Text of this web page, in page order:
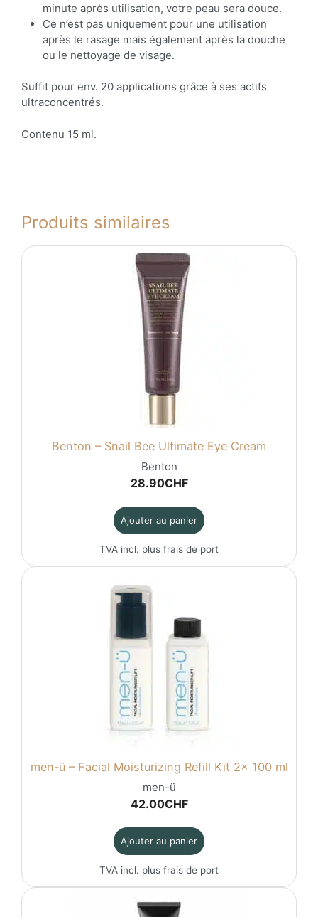
minute après utilisation, votre peau sera douce.
Ce n’est pas uniquement pour une utilisation
après le rasage mais également après la douche
ou le nettoyage de visage.
Suffit pour env. 20 applications grâce à ses actifs
ultraconcentrés.
Contenu 15 ml.
Produits similaires
Benton – Snail Bee Ultimate Eye Cream
Benton
28.90CHF
Ajouter au panier
TVA incl. plus frais de port
men-ü – Facial Moisturizing Refill Kit 2x 100 ml
men-ü
42.00CHF
Ajouter au panier
TVA incl. plus frais de port